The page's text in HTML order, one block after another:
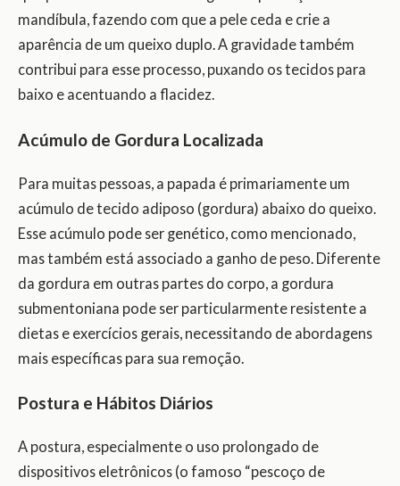
mandíbula, fazendo com que a pele ceda e crie a
aparência de um queixo duplo. A gravidade também
contribui para esse processo, puxando os tecidos para
baixo e acentuando a flacidez.
Acúmulo de Gordura Localizada
Para muitas pessoas, a papada é primariamente um
acúmulo de tecido adiposo (gordura) abaixo do queixo.
Esse acúmulo pode ser genético, como mencionado,
mas também está associado a ganho de peso. Diferente
da gordura em outras partes do corpo, a gordura
submentoniana pode ser particularmente resistente a
dietas e exercícios gerais, necessitando de abordagens
mais específicas para sua remoção.
Postura e Hábitos Diários
A postura, especialmente o uso prolongado de
dispositivos eletrônicos (o famoso “pescoço de